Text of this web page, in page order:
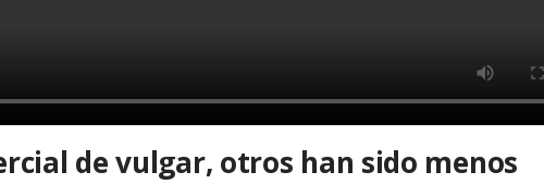
de vulgar, otros han sido menos